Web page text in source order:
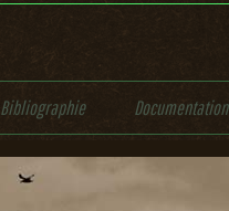
Bibliographie Documentation